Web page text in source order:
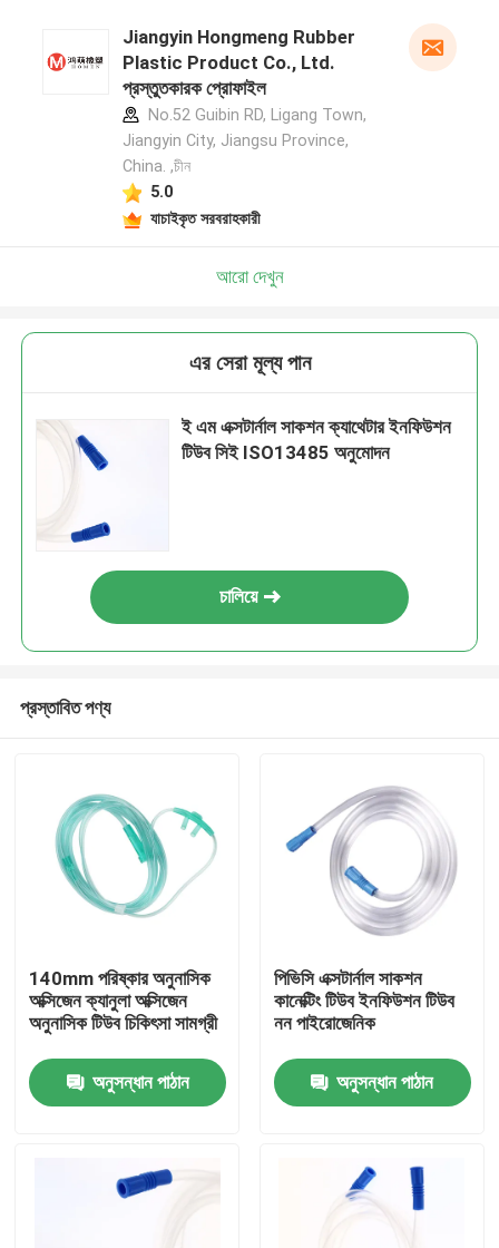
বাড়ি
Jiangyin Hongmeng Rubber
Plastic Product Co., Ltd.
প্রস্তুতকারক প্রোফাইল
No.52 Guibin RD, Ligang Town,
Jiangyin City, Jiangsu Province,
China. ,চীন
5.0
যাচাইকৃত সরবরাহকারী
আরো দেখুন
এর সেরা মূল্য পান
ই এম এক্সটার্নাল সাকশন ক্যাথেটার ইনফিউশন
টিউব সিই ISO13485 অনুমোদন
চালিয়ে
প্রস্তাবিত পণ্য
140mm পরিষ্কার অনুনাসিক
অক্সিজেন ক্যানুলা অক্সিজেন
অনুনাসিক টিউব চিকিৎসা সামগ্রী
অনুসন্ধান পাঠান
পিভিসি এক্সটার্নাল সাকশন
কানেক্টিং টিউব ইনফিউশন টিউব
নন পাইরোজেনিক
অনুসন্ধান পাঠান